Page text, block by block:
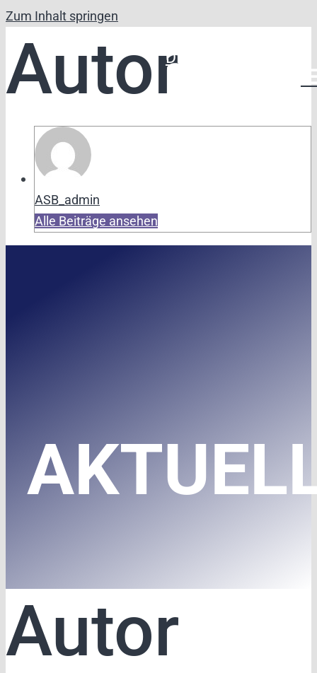
Zum Inhalt springen
DE
Autor
ASB_admin
Alle Beiträge ansehen
Autor